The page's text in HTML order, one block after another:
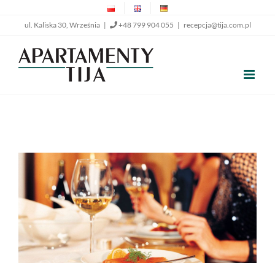
zawartości
ul. Kaliska 30, Września | +48 799 904 055 | recepcja@tija.com.pl